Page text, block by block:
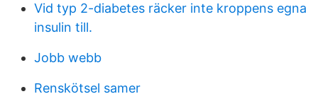
Vid typ 2-diabetes räcker inte kroppens egna
insulin till.
Jobb webb
Renskötsel samer